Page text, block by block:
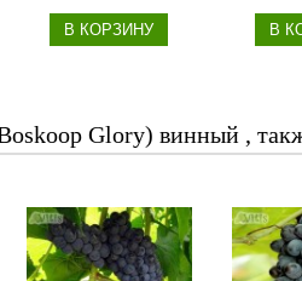
В КОРЗИНУ В
Glory) винный ,